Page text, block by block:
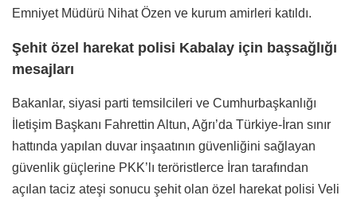
Emniyet Müdürü Nihat Özen ve kurum amirleri katıldı.
Şehit özel harekat polisi Kabalay için başsağlığı
mesajları
Bakanlar, siyasi parti temsilcileri ve Cumhurbaşkanlığı
İletişim Başkanı Fahrettin Altun, Ağrı’da Türkiye-İran sınır
hattında yapılan duvar inşaatının güvenliğini sağlayan
güvenlik güçlerine PKK’lı teröristlerce İran tarafından
açılan taciz ateşi sonucu şehit olan özel harekat polisi Veli